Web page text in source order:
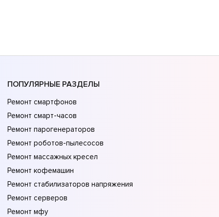
ПОПУЛЯРНЫЕ РАЗДЕЛЫ
Ремонт смартфонов
Ремонт смарт-часов
Ремонт парогенераторов
Ремонт роботов-пылесосов
Ремонт массажных кресел
Ремонт кофемашин
Ремонт стабилизаторов напряжения
Ремонт серверов
Ремонт мфу